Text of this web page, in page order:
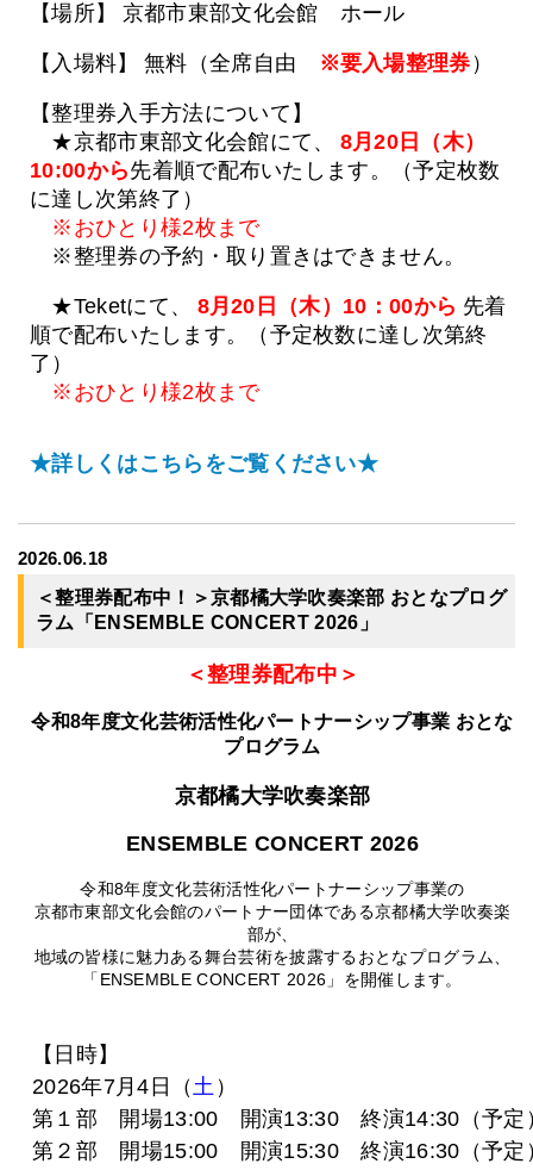
【場所】 京都市東部文化会館 ホール
【入場料】 無料（全席自由 ※要入場整理券）
【整理券入手方法について】
★京都市東部文化会館にて、
8月20日（木）
10:00から先着順で配布いたします。（予定枚数
に達し次第終了）
※おひとり様2枚まで
※整理券の予約・取り置きはできません。
★Teketにて、 8月20日（木）10：00から 先着
順で配布いたします。（予定枚数に達し次第終
了）
※おひとり様2枚まで
★詳しくはこちらをご覧ください★
2026.06.18
＜整理券配布中！＞京都橘大学吹奏楽部 おとなプログ
ラム「ENSEMBLE CONCERT 2026」
＜整理券配布中＞
令和8年度文化芸術活性化パートナーシップ事業 おとな
プログラム
京都橘大学吹奏楽部
ENSEMBLE CONCERT 2026
令和8年度文化芸術活性化パートナーシップ事業の
京都市東部文化会館のパートナー団体である京都橘大学吹奏楽
部が、
地域の皆様に魅力ある舞台芸術を披露するおとなプログラム、
「ENSEMBLE CONCERT 2026」を開催します。
【日時】
2026年7月4日（土 ）
第１部 開場13:00 開演13:30 終演14:30（予定
第２部 開場15:00 開演15:30 終演16:30（予定